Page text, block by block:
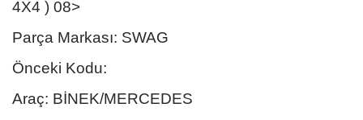
4X4 ) 08>
Parça Markası: SWAG
Önceki Kodu:
Araç: BİNEK/MERCEDES